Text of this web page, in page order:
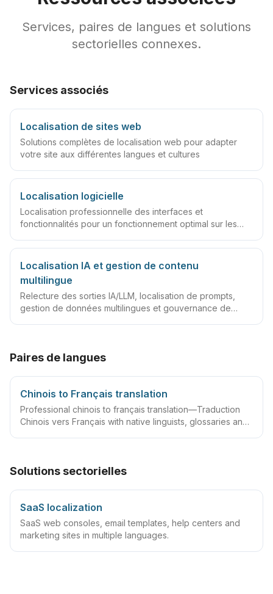
Services, paires de langues et solutions
sectorielles connexes.
Services associés
Localisation de sites web
Solutions complètes de localisation web pour adapter
votre site aux différentes langues et cultures
Localisation logicielle
Localisation professionnelle des interfaces et
fonctionnalités pour un fonctionnement optimal sur les
Localisation IA et gestion de contenu
multilingue
Relecture des sorties IA/LLM, localisation de prompts,
gestion de données multilingues et gouvernance de
Paires de langues
Chinois to Français translation
Professional chinois to français translation—Traduction
Chinois vers Français with native linguists, glossaries and
Solutions sectorielles
SaaS localization
SaaS web consoles, email templates, help centers and
marketing sites in multiple languages.